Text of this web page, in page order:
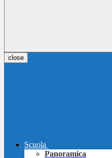
close
Scuola
Panoramica